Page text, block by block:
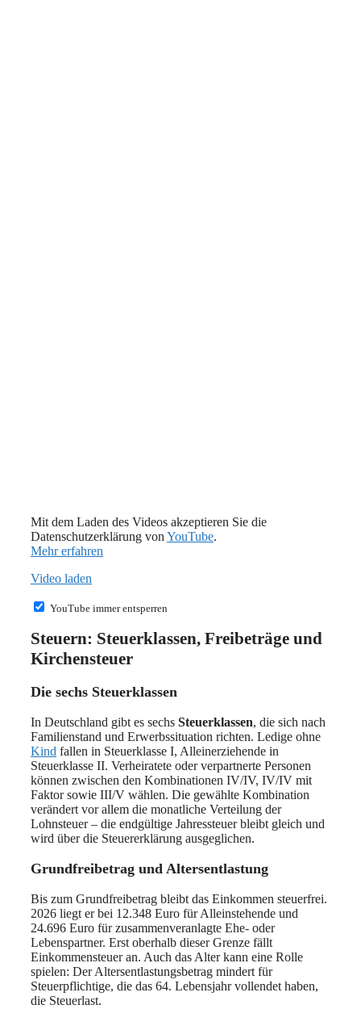
Mit dem Laden des Videos akzeptieren Sie die
Datenschutzerklärung von YouTube.
Mehr erfahren
Video laden
YouTube immer entsperren
Steuern: Steuerklassen, Freibeträge und
Kirchensteuer
Die sechs Steuerklassen
In Deutschland gibt es sechs Steuerklassen, die sich nach
Familienstand und Erwerbssituation richten. Ledige ohne
Kind fallen in Steuerklasse I, Alleinerziehende in
Steuerklasse II. Verheiratete oder verpartnerte Personen
können zwischen den Kombinationen IV/IV, IV/IV mit
Faktor sowie III/V wählen. Die gewählte Kombination
verändert vor allem die monatliche Verteilung der
Lohnsteuer – die endgültige Jahressteuer bleibt gleich und
wird über die Steuererklärung ausgeglichen.
Grundfreibetrag und Altersentlastung
Bis zum Grundfreibetrag bleibt das Einkommen steuerfrei.
2026 liegt er bei 12.348 Euro für Alleinstehende und
24.696 Euro für zusammenveranlagte Ehe- oder
Lebenspartner. Erst oberhalb dieser Grenze fällt
Einkommensteuer an. Auch das Alter kann eine Rolle
spielen: Der Altersentlastungsbetrag mindert für
Steuerpflichtige, die das 64. Lebensjahr vollendet haben,
die Steuerlast.